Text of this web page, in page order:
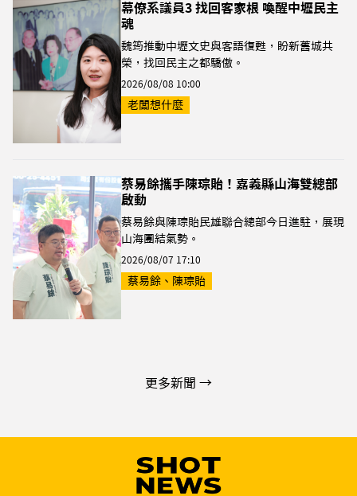
幕僚系議員3 找回客家根 喚醒中壢民主
魂
魏筠推動中壢文史與客語復甦，盼新舊城共
榮，找回民主之都驕傲。
2026/08/08 10:00
老闆想什麼
蔡易餘攜手陳琮貽！嘉義縣山海雙總部
啟動
蔡易餘與陳琮貽民雄聯合總部今日進駐，展現
山海團結氣勢。
2026/08/07 17:10
蔡易餘、陳琮貽
更多新聞 →